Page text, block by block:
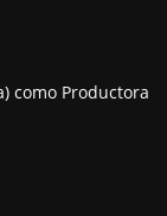
como Productora